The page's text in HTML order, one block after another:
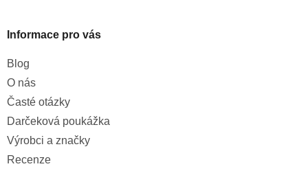
Informace pro vás
Blog
O nás
Časté otázky
Darčeková poukážka
Výrobci a značky
Recenze